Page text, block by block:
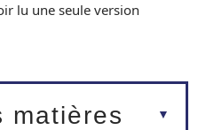
lu une seule version
matières